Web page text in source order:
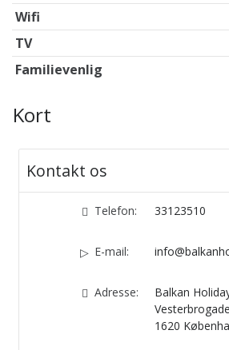
Wifi
TV
Familievenlig
Kort
Kontakt os
Telefon: 33123510
E-mail:
Adresse:
Balkan
1620